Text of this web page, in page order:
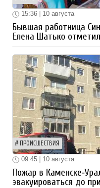
15:36 | 10 августа
Бывшая работница
Елена Шатько
ПРОИСШЕСТВИЯ
09:45 | 10 августа
Пожар в
эвакуироваться до